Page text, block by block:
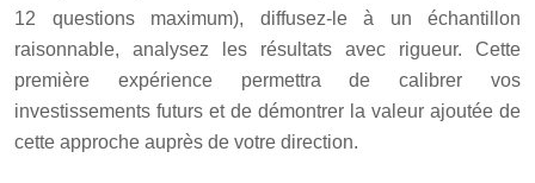
12 questions maximum), diffusez-le à un échantillon
raisonnable, analysez les résultats avec rigueur. Cette
première expérience permettra de calibrer vos
investissements futurs et de démontrer la valeur ajoutée de
cette approche auprès de votre direction.